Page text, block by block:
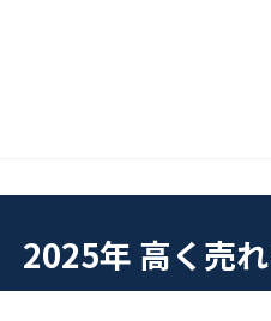
2025年 高く売